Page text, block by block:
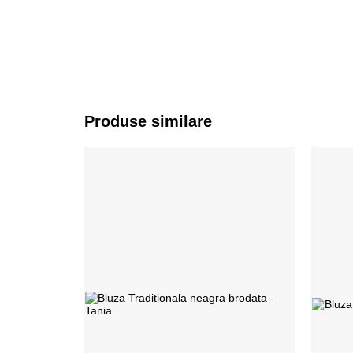
Produse similare